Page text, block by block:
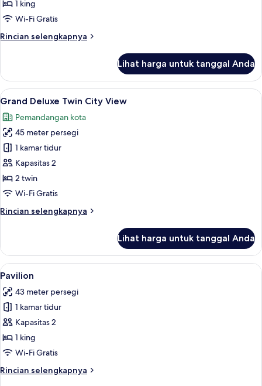
Deluks,
laut
1 king
Wi-Fi Gratis
Rincian selengkapnya
Rincian
Kamar
Double
Deluks,
laut
Lihat harga untuk tanggal Anda
Lihat
semua
foto
untuk
Grand
Deluxe
Twin
City
Brankas, meja kerja, tirai kedap
8
Grand Deluxe Twin City View
Pemandangan kota
45 meter persegi
1 kamar tidur
Kapasitas 2
2 twin
Wi-Fi Gratis
Rincian selengkapnya
Rincian
Grand
Deluxe
Twin
View
Lihat harga untuk tanggal Anda
Lihat
semua
foto
untuk
Pavilion
Pavilion | Brankas, meja kerja, tirai
6
Pavilion
43 meter persegi
1 kamar tidur
Kapasitas 2
1 king
Wi-Fi Gratis
Rincian selengkapnya
Rincian